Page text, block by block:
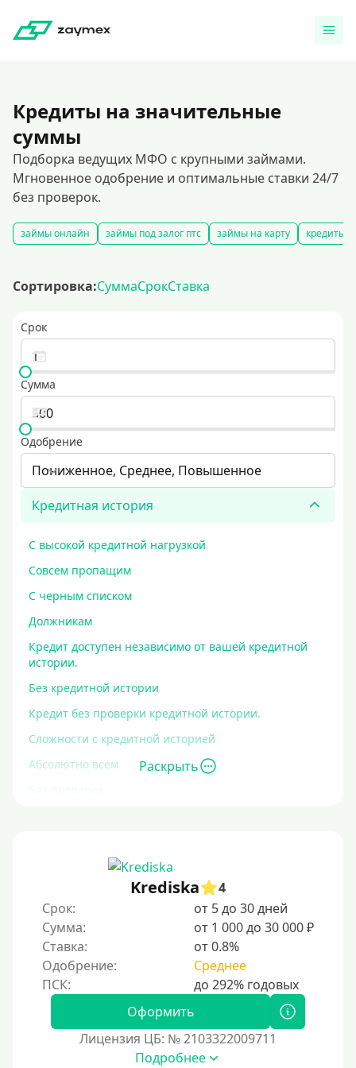
Кредиты на значительные
суммы
Подборка ведущих МФО с крупными займами.
Мгновенное одобрение и оптимальные ставки 24/7
без проверок.
займы онлайн займы под залог птс займы на карту кредиты
Сортировка:СуммаСрокСтавка
Срок
Сумма
Одобрение
Пониженное, Среднее, Повышенное
Кредитная история
С высокой кредитной нагрузкой
Совсем пропащим
С черным списком
Должникам
Кредит доступен независимо от вашей кредитной
истории.
Без кредитной истории
Кредит без проверки кредитной истории.
Сложности с кредитной историей
Абсолютно всем
Без проверок
На карту без отказа
Залог
Под залог ПТС
Без залога
Под залог
Под залог недвижимости
Раскрыть
Krediska
4
Срок:
от 5 до 30 дней
Сумма:
от 1 000 до 30 000 ₽
Ставка:
от 0.8%
Одобрение:
Среднее
Оформить
Лицензия ЦБ: № 2103322009711
Подробнее